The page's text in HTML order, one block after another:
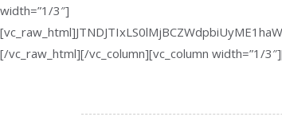
width=”1/3″]
[/vc_raw_html][/vc_column][vc_column width=”1/